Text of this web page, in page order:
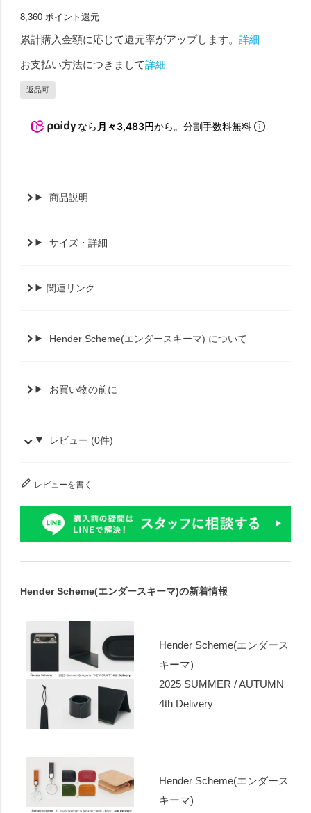
8,360 ポイント還元
累計購入金額に応じて還元率がアップします。詳細
お支払い方法につきまして詳細
返品可
なら 月々3,483円から。分割手数料無料
商品説明
サイズ・詳細
関連リンク
Hender Scheme(エンダースキーマ) について
お買い物の前に
レビュー (0件)
レビューを書く
Hender Scheme(エンダースキーマ)の新着情報
Hender Scheme(エンダース
キーマ)
2025 SUMMER / AUTUMN
4th Delivery
Hender Scheme(エンダース
キーマ)